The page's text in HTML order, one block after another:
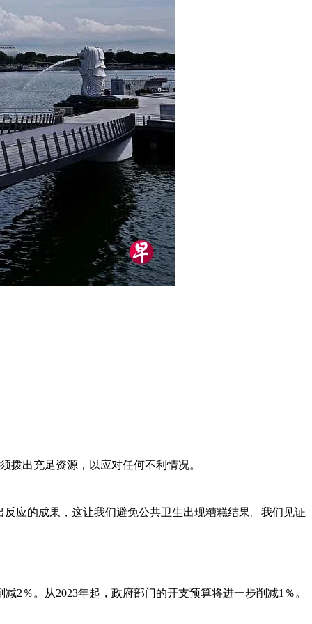
拨出充足资源，以应对任何不利情况。
应的成果，这让我们避免公共卫生出现糟糕结果。我们见证
2％。从2023年起，政府部门的开支预算将进一步削减1％。